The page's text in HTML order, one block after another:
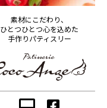
素材にこだわり、
ひとつひとつ心を込めた
手作りパティスリー